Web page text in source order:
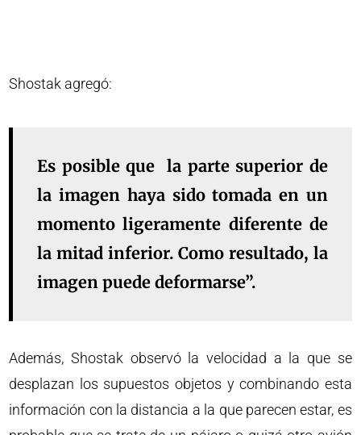
Shostak agregó:
Es posible que la parte superior de
la imagen haya sido tomada en un
momento ligeramente diferente de
la mitad inferior. Como resultado, la
imagen puede deformarse”.
Además, Shostak observó la velocidad a la que se
desplazan los supuestos objetos y combinando esta
información con la distancia a la que parecen estar, es